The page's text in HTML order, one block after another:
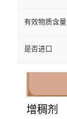
有效物质含量
是否进口
增稠剂